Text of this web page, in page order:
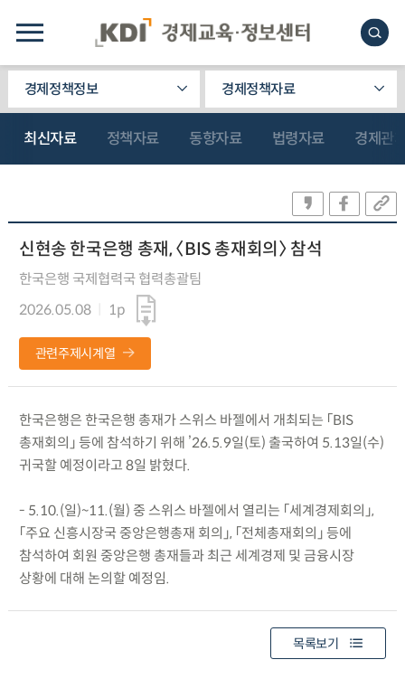
경제정책정보 경제정책자료
최신자료 정책자료 동향자료 법령자료 경제관
신현송 한국은행 총재, 〈BIS 총재회의〉 참석
한국은행 국제협력국 협력총괄팀
2026.05.08
1p
관련주제시계열
한국은행은 한국은행 총재가 스위스 바젤에서 개최되는 「BIS
총재회의」 등에 참석하기 위해 ’26.5.9일(토) 출국하여 5.13일(수)
귀국할 예정이라고 8일 밝혔다.
- 5.10.(일)~11.(월) 중 스위스 바젤에서 열리는 「세계경제회의」,
「주요 신흥시장국 중앙은행총재 회의」, 「전체총재회의」 등에
참석하여 회원 중앙은행 총재들과 최근 세계경제 및 금융시장
상황에 대해 논의할 예정임.
목록보기